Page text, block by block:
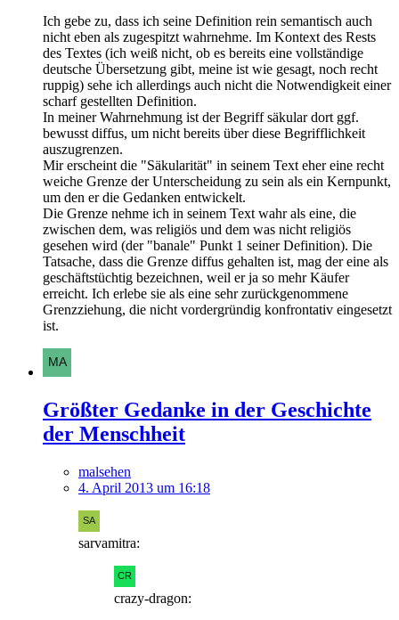
Ich gebe zu, dass ich seine Definition rein semantisch auch
nicht eben als zugespitzt wahrnehme. Im Kontext des Rests
des Textes (ich weiß nicht, ob es bereits eine vollständige
deutsche Übersetzung gibt, meine ist wie gesagt, noch recht
ruppig) sehe ich allerdings auch nicht die Notwendigkeit einer
scharf gestellten Definition.
In meiner Wahrnehmung ist der Begriff säkular dort ggf.
bewusst diffus, um nicht bereits über diese Begrifflichkeit
auszugrenzen.
Mir erscheint die "Säkularität" in seinem Text eher eine recht
weiche Grenze der Unterscheidung zu sein als ein Kernpunkt,
um den er die Gedanken entwickelt.
Die Grenze nehme ich in seinem Text wahr als eine, die
zwischen dem, was religiös und dem was nicht religiös
gesehen wird (der "banale" Punkt 1 seiner Definition). Die
Tatsache, dass die Grenze diffus gehalten ist, mag der eine als
geschäftstüchtig bezeichnen, weil er ja so mehr Käufer
erreicht. Ich erlebe sie als eine sehr zurückgenommene
Grenzziehung, die nicht vordergründig konfrontativ eingesetzt
ist.
Größter Gedanke in der Geschichte
der Menschheit
malsehen
4. April 2013 um 16:18
sarvamitra:
crazy-dragon: